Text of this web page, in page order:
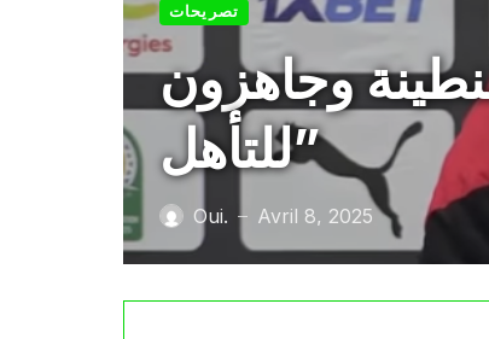
تصريحات
وجاهزون
للتأهل”
Oui. — Avril 8, 2025